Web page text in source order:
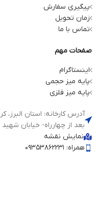
پیگیری سفارش
زمان تحویل
تماس با ما
صفحات مهم
اینستاگرام
پایه میز حجمی
پایه میز فلزی
بعد از چهارراه- خیابان
نمایش نقشه
همراه: 09353862231